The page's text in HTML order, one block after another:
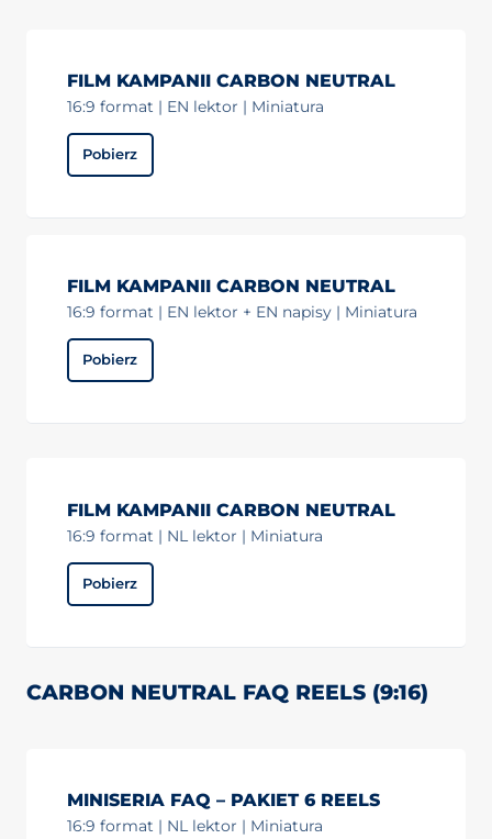
FILM KAMPANII CARBON NEUTRAL
16:9 format | EN lektor | Miniatura
Pobierz
FILM KAMPANII CARBON NEUTRAL
16:9 format | EN lektor + EN napisy | Miniatura
Pobierz
FILM KAMPANII CARBON NEUTRAL
16:9 format | NL lektor | Miniatura
Pobierz
CARBON NEUTRAL FAQ REELS (9:16)
MINISERIA FAQ – PAKIET 6 REELS
16:9 format | NL lektor | Miniatura